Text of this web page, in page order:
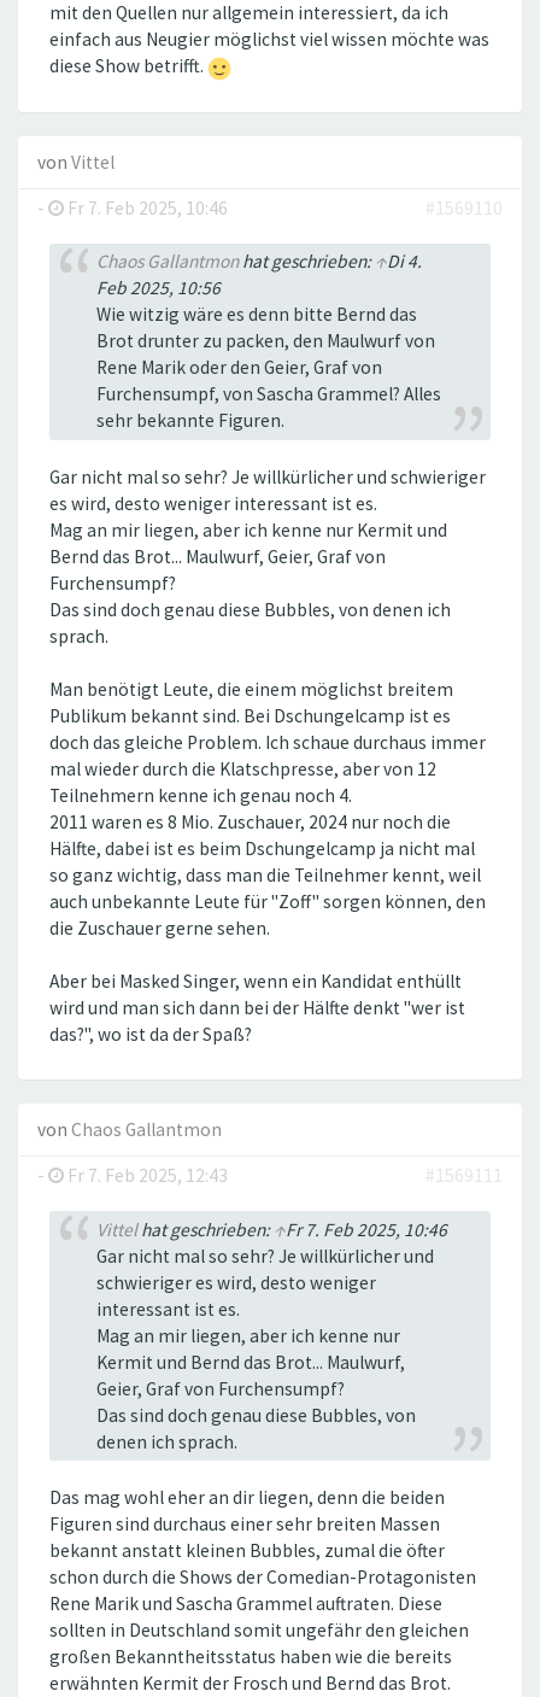
mit den Quellen nur allgemein interessiert, da ich
einfach aus Neugier möglichst viel wissen möchte was
diese Show betrifft.
von Vittel
-
Fr 7. Feb 2025, 10:46 #1569110
Chaos Gallantmonhat geschrieben: ↑Di 4.
Feb 2025, 10:56
Wie witzig wäre es denn bitte Bernd das
Brot drunter zu packen, den Maulwurf von
Rene Marik oder den Geier, Graf von
Furchensumpf, von Sascha Grammel? Alles
sehr bekannte Figuren.
Gar nicht mal so sehr? Je willkürlicher und schwieriger
es wird, desto weniger interessant ist es.
Mag an mir liegen, aber ich kenne nur Kermit und
Bernd das Brot... Maulwurf, Geier, Graf von
Furchensumpf?
Das sind doch genau diese Bubbles, von denen ich
sprach.
Man benötigt Leute, die einem möglichst breitem
Publikum bekannt sind. Bei Dschungelcamp ist es
doch das gleiche Problem. Ich schaue durchaus immer
mal wieder durch die Klatschpresse, aber von 12
Teilnehmern kenne ich genau noch 4.
2011 waren es 8 Mio. Zuschauer, 2024 nur noch die
Hälfte, dabei ist es beim Dschungelcamp ja nicht mal
so ganz wichtig, dass man die Teilnehmer kennt, weil
auch unbekannte Leute für "Zoff" sorgen können, den
die Zuschauer gerne sehen.
Aber bei Masked Singer, wenn ein Kandidat enthüllt
wird und man sich dann bei der Hälfte denkt "wer ist
das?", wo ist da der Spaß?
von Chaos Gallantmon
-
Fr 7. Feb 2025, 12:43 #1569111
Vittelhat geschrieben: ↑Fr 7. Feb 2025, 10:46
Gar nicht mal so sehr? Je willkürlicher und
schwieriger es wird, desto weniger
interessant ist es.
Mag an mir liegen, aber ich kenne nur
Kermit und Bernd das Brot... Maulwurf,
Geier, Graf von Furchensumpf?
Das sind doch genau diese Bubbles, von
denen ich sprach.
Das mag wohl eher an dir liegen, denn die beiden
Figuren sind durchaus einer sehr breiten Massen
bekannt anstatt kleinen Bubbles, zumal die öfter
schon durch die Shows der Comedian-Protagonisten
Rene Marik und Sascha Grammel auftraten. Diese
sollten in Deutschland somit ungefähr den gleichen
großen Bekanntheitsstatus haben wie die bereits
erwähnten Kermit der Frosch und Bernd das Brot.